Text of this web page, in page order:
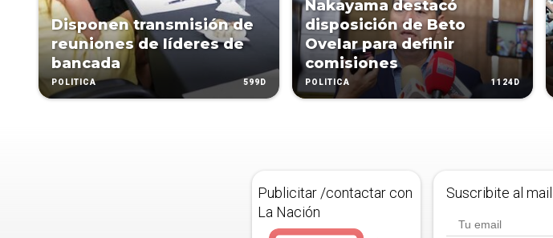
Disponen transmisión de
reuniones de líderes de
bancada
POLÍTICA 599D
Nakayama destacó
disposición de Beto
Ovelar para definir
comisiones
POLÍTICA 1124D
Publicitar /contactar con
La Nación
Suscribite al